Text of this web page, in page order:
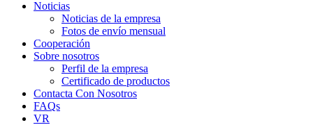
Noticias
Noticias de la empresa
Fotos de envío mensual
Cooperación
Sobre nosotros
Perfil de la empresa
Certificado de productos
Contacta Con Nosotros
FAQs
VR